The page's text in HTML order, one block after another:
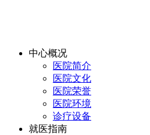
中心概况
医院简介
医院文化
医院荣誉
医院环境
诊疗设备
就医指南